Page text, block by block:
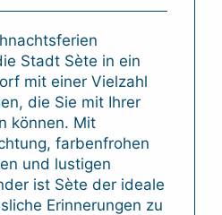
Stadt Sète in ein
mit einer Vielzahl
die Sie mit Ihrer
können. Mit
farbenfrohen
und lustigen
ist Sète der ideale
Erinnerungen zu